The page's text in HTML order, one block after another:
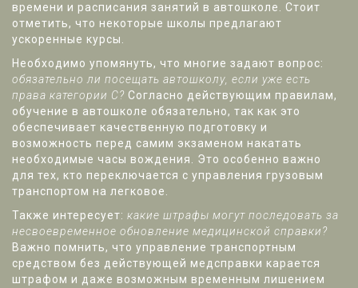
времени и расписания занятий в автошколе. Стоит
отметить, что некоторые школы предлагают
ускоренные курсы.
Необходимо упомянуть, что многие задают вопрос:
обязательно ли посещать автошколу, если уже есть
права категории С? Согласно действующим правилам,
обучение в автошколе обязательно, так как это
обеспечивает качественную подготовку и
возможность перед самим экзаменом накатать
необходимые часы вождения. Это особенно важно
для тех, кто переключается с управления грузовым
транспортом на легковое.
Также интересует: какие штрафы могут последовать за
несвоевременное обновление медицинской справки?
Важно помнить, что управление транспортным
средством без действующей медсправки карается
штрафом и даже возможным временным лишением